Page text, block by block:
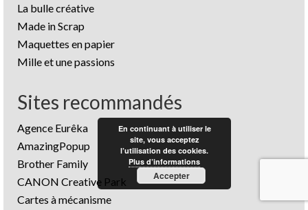
La bulle créative
Made in Scrap
Maquettes en papier
Mille et une passions
Sites recommandés
Agence Eurêka
AmazingPopup
Brother Family
CANON Creative Park
Cartes à mécanisme
En continuant à utiliser le
site, vous acceptez
l’utilisation des cookies.
Plus d’informations
Accepter